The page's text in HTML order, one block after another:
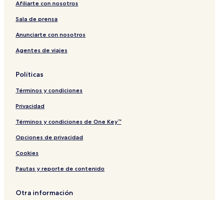
Afiliarte con nosotros
Sala de prensa
Anunciarte con nosotros
Agentes de viajes
Políticas
Términos y condiciones
Privacidad
Términos y condiciones de One Key™
Opciones de privacidad
Cookies
Pautas y reporte de contenido
Otra información